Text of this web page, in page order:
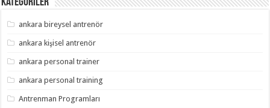
ankara bireysel antrenör
ankara kişisel antrenör
ankara personal trainer
ankara personal training
Antrenman Programları